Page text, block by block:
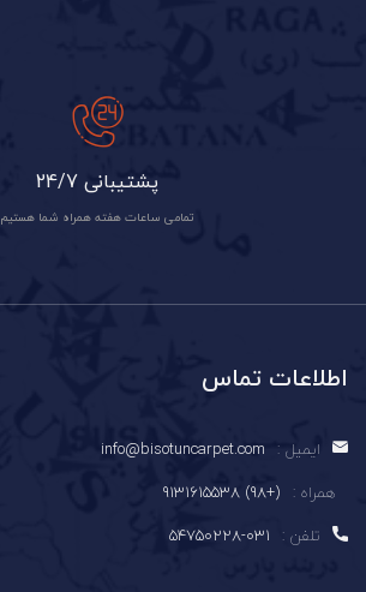
پشتیبانی 24/7
تمامی ساعات هفته همراه شما هستیم
اطلاعات تماس
ایمیل :
info@bisotuncarpet.com
همراه :
(+98) 9131615538
تلفن :
031-54750228